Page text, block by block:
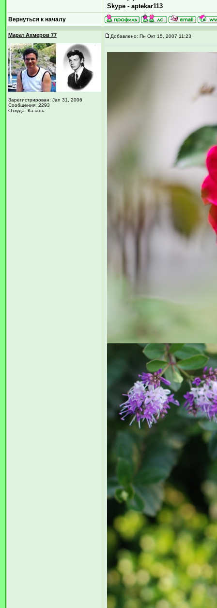
Skype - aptekar113
Вернуться к началу
Марат Ахмеров 77
Зарегистрирован: Jan 31, 2006
Сообщения: 2293
Откуда: Казань
Добавлено: Пн Окт 15, 2007 11:23